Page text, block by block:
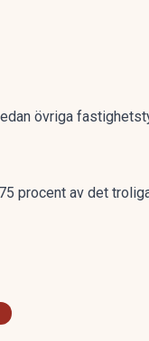
övriga
procent av det